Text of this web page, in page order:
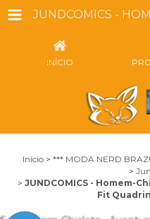
INÍCIO
Início > *** MODA NERD
>
> JUNDCOMICS - Homem-
Fit